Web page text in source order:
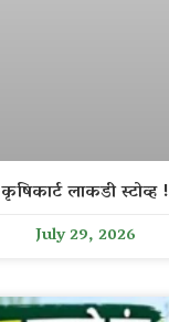
कृषिकार्ट लाकडी स्टोव्ह !
July 29, 2026